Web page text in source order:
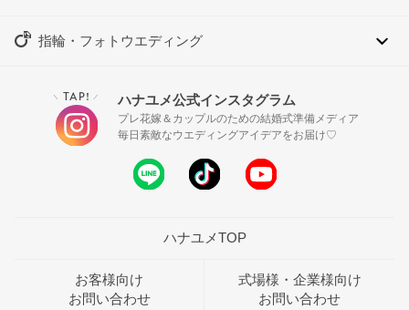
指輪・フォトウエディング
＼ TAP! ／ ハナユメ公式インスタグラム
プレ花嫁＆カップルのための結婚式準備メディア
毎日素敵なウエディングアイデアをお届け♡
ハナユメTOP
お客様向け
お問い合わせ
式場様・企業様向け
お問い合わせ